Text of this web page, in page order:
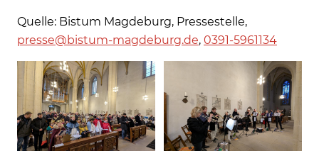
Quelle: Bistum Magdeburg, Pressestelle,
presse@bistum-magdeburg.de, 0391-5961134